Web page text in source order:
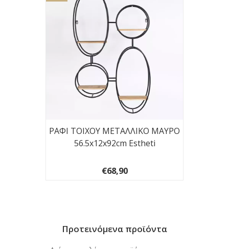
ΡΑΦΙ ΤΟΙΧΟΥ ΜΕΤΑΛΛΙΚΟ ΜΑΥΡΟ
56.5x12x92cm Estheti
€68,90
Προτεινόμενα προϊόντα